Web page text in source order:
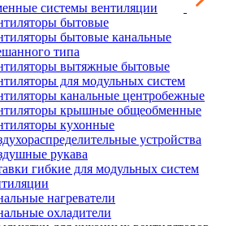
системы вентиляции
бытовые
бытовые канальные
типа
вытяжные бытовые
для модульных систем
канальные центробежные
крышные общеобменные
кухонные
устройства
рукава
гибкие для модульных систем
нагреватели
охладители